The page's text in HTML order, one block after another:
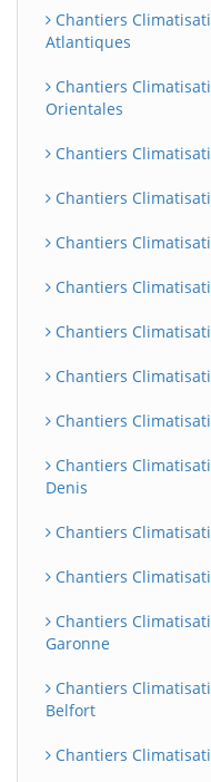
Chantiers
Atlantiques
Chantiers
Orientales
Chantiers
Chantiers
Chantiers
Chantiers
Chantiers
Chantiers
Chantiers
Chantiers
Denis
Chantiers
Chantiers
Chantiers
Garonne
Chantiers
Belfort
Chantiers